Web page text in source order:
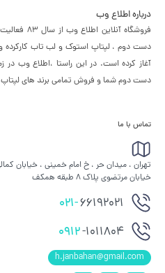
درباره اطلاع وب
فروشگاه
دست دوم ، لپتاپ استوک و لب تاب
آغاز کرده است. در این راستا ،‌اطلاع وب
دست دوم شما و فروش تمامی برند های
تماس با ما
تهران ، میدان حر ، خ امام خمینی ، خیابان
خیابان مرتضوی پلاک 8 طبقه همکف
021-66192021
0912-1011804
h.janbahan@gmail.com